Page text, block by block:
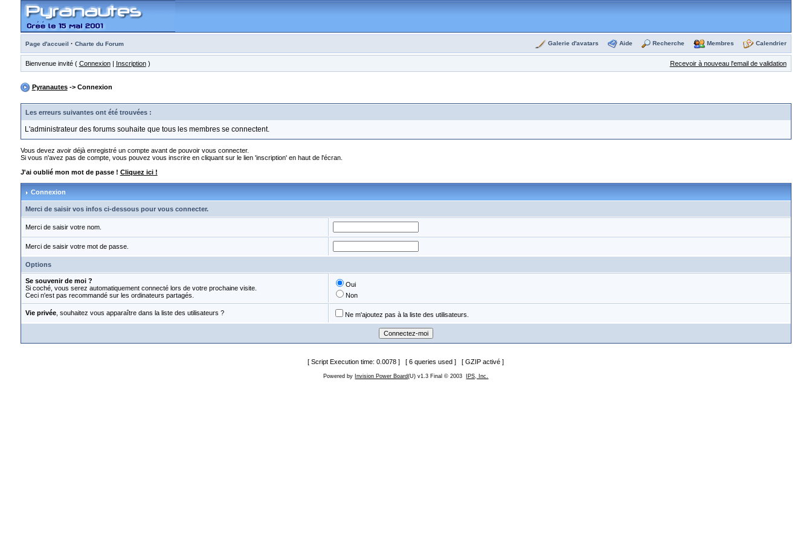
Page d'accueil · Charte du Forum Galerie d'avatars Aide Recherche Membres Calendrier
Bienvenue invité ( Connexion| Inscription) Recevoir à nouveau l'email de validation
Pyranautes-> Connexion
Les erreurs suivantes ont été trouvées :
L'administrateur des forums souhaite que tous les membres se connectent.
Vous devez avoir déjà enregistré un compte avant de pouvoir vous connecter.
Si vous n'avez pas de compte, vous pouvez vous inscrire en cliquant sur le lien 'inscription' en haut de l'écran.
J'ai oublié mon mot de passe ! Cliquez ici !
Connexion
Merci de saisir vos infos ci-dessous pour vous connecter.
Merci de saisir votre nom.
Merci de saisir votre mot de passe.
Options
Se souvenir de moi ?
Si coché, vous serez automatiquement connecté lors de votre prochaine visite.
Ceci n'est pas recommandé sur les ordinateurs partagés.
Oui
Non
Vie privée, souhaitez vous apparaître dans la liste des utilisateurs ? Ne m'ajoutez pas à la liste des utilisateurs.
[ Script Execution time: 0.0078 ] [ 6 queries used ] [ GZIP activé ]
Powered by Invision Power Board(U) v1.3 Final © 2003 IPS, Inc.